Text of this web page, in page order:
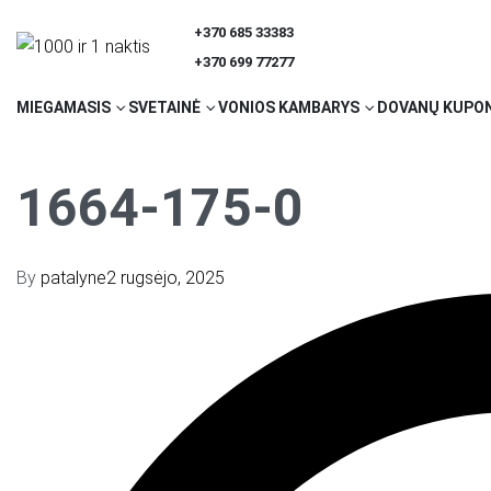
+370 685 33383
+370 699 77277
MIEGAMASIS SVETAINĖ VONIOS KAMBARYS DOVANŲ
1664-175-0
By patalyne2 rugsėjo, 2025